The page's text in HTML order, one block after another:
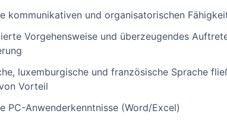
kommunikativen und organisatorischen
Vorgehensweise und überzeugendes
luxemburgische und französische Sprache
Vorteil
PC-Anwenderkenntnisse (Word/Excel)